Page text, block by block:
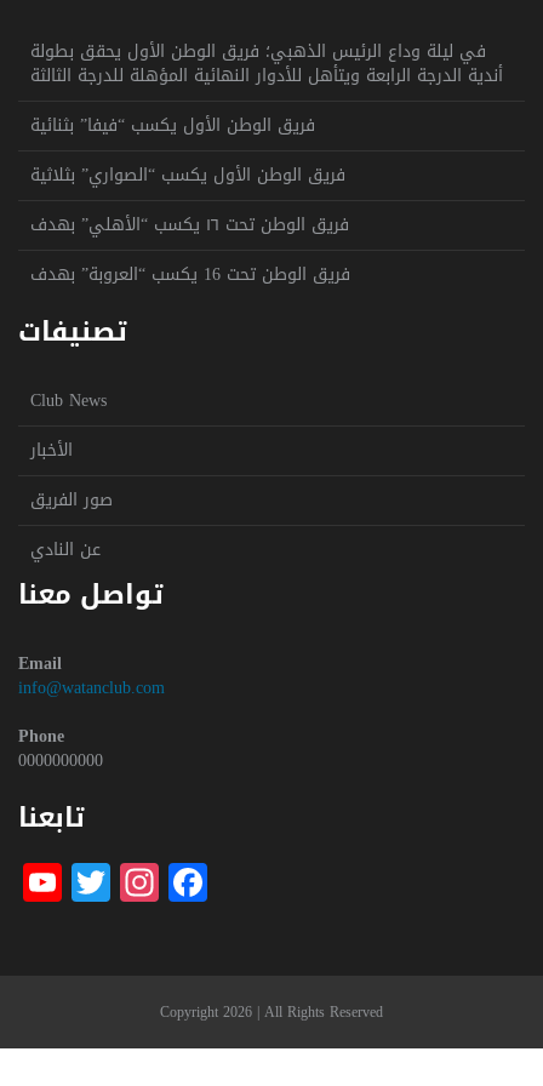
في ليلة وداع الرئيس الذهبي؛ فريق الوطن الأول يحقق بطولة
أندية الدرجة الرابعة ويتأهل للأدوار النهائية المؤهلة للدرجة الثالثة
فريق الوطن الأول يكسب “فيفا” بثنائية
فريق الوطن الأول يكسب “الصواري” بثلاثية
فريق الوطن تحت ١٦ يكسب “الأهلي” بهدف
فريق الوطن تحت 16 يكسب “العروبة” بهدف
تصنيفات
Club News
الأخبار
صور الفريق
عن النادي
تواصل معنا
Email
info@watanclub.com
Phone
0000000000
تابعنا
Facebook
Copyright 2026 | All Rights Reserved